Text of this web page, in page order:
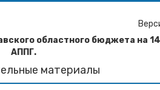
областного бюджета на 14
АППГ.
материалы